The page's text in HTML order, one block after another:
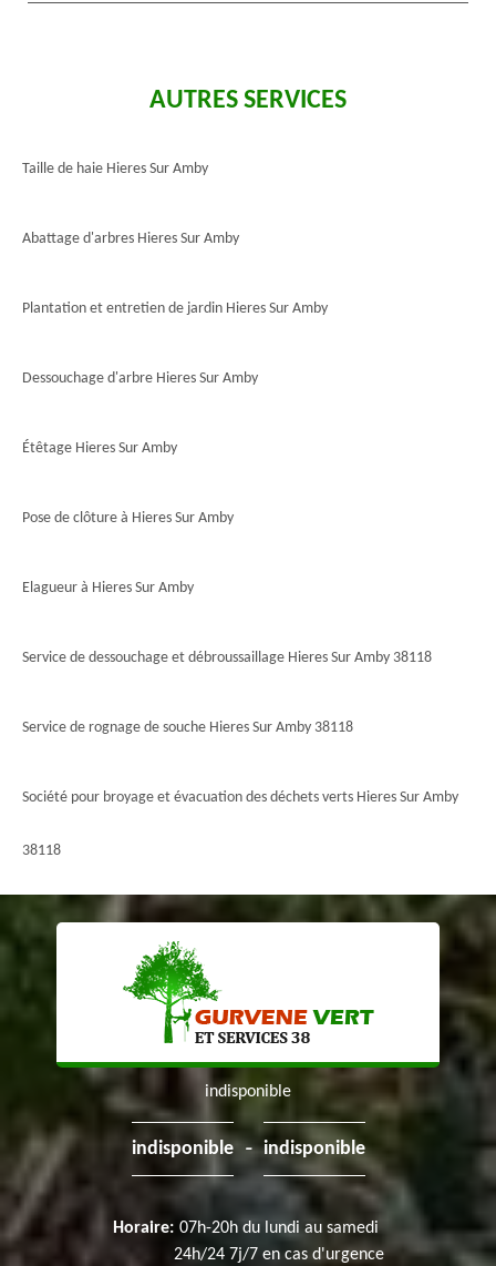
AUTRES SERVICES
Taille de haie Hieres Sur Amby
Abattage d'arbres Hieres Sur Amby
Plantation et entretien de jardin Hieres Sur Amby
Dessouchage d'arbre Hieres Sur Amby
Étêtage Hieres Sur Amby
Pose de clôture à Hieres Sur Amby
Elagueur à Hieres Sur Amby
Service de dessouchage et débroussaillage Hieres Sur Amby 38118
Service de rognage de souche Hieres Sur Amby 38118
Société pour broyage et évacuation des déchets verts Hieres Sur Amby
38118
indisponible
indisponible - indisponible
Horaire: 07h-20h du lundi au samedi
24h/24 7j/7 en cas d'urgence